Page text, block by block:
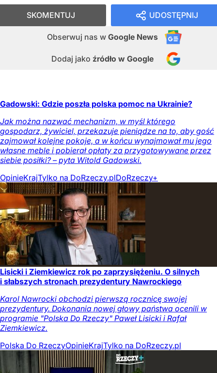
UDOSTĘPNIJ
Obserwuj nas w Google News
Dodaj jako źródło w Google
SKOMENTUJ
Gadowski: Gdzie poszła polska pomoc na Ukrainie?
Jak można nazwać mechanizm, w myśl którego
gospodarz, żywiciel, przekazuje pieniądze na to, aby gość
zajmował kolejne pokoje, a w końcu wynajmował mu jego
własne meble i pobierał opłaty za przygotowywane przez
siebie posiłki? – pyta Witold Gadowski.
OpinieKrajTylko na DoRzeczy.plDoRzeczy+
Lisicki i Ziemkiewicz rok po zaprzysiężeniu. O silnych
i słabszych stronach prezydentury Nawrockiego
Karol Nawrocki obchodzi pierwszą rocznicę swojej
prezydentury. Dokonania nowej głowy państwa ocenili w
programie "Polska Do Rzeczy" Paweł Lisicki i Rafał
Ziemkiewicz.
Polska Do RzeczyOpinieKrajTylko na DoRzeczy.pl